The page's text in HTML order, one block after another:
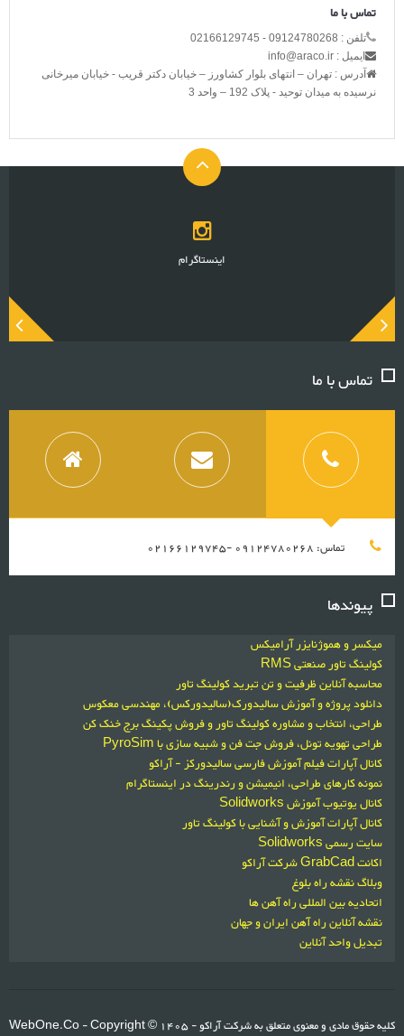
تماس با ما
تلفن : 09124780268 - 02166129745
ایمیل : info@araco.ir
آدرس : تهران – انتهای بلوار کشاورز – خیابان دکتر قریب - خیابان میرخانی
نرسیده به میدان توحید - پلاک 192 – واحد 3
اینستاگرام
تماس با ما
تماس: 09124780268 -02166129745
پیوندها
میکسر و هموژنایزر آرامیکس
کولینگ تاور صنعتی RMS
محاسبه آنلاین ظرفیت و تن تبرید کولینگ تاور
دانلود پروژه و آموزش سالیدورک(سالیدورکس)، مهندسی معکوس
طراحی، انتخاب و مشاوره کولینگ تاور و فروش پکینگ برج خنک کن
طراحی تهویه تونل، فروش جت فن و شبیه سازی با PyroSim
کانال آپارات فیلم آموزش فارسی سالیدورکز - آراکو
نمونه کارهای طراحی، انیمیشن و رندرینگ در اینستاگرام
کانال یوتیوب آموزش Solidworks
کانال آپارات آموزش و آشنایی با کولینگ تاور
سایت رسمی Solidworks
اکانت GrabCad شرکت آراکو
وبلاگ نقشه راه بلوغ
اتحادیه بین المللی راه آهن ها
نقشه آنلاین راه آهن ایران و جهان
تبدیل واحد آنلاین
WebOne.Co- Copyright © 1405 -کلیه حقوق مادی و معنوی متعلق به شرکت آراکو